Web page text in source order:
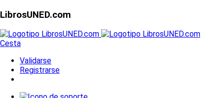
LibrosUNED.com
Cesta
Validarse
Registrarse